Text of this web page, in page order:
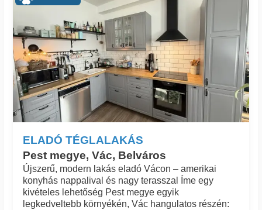
ELADÓ TÉGLALAKÁS
Pest megye, Vác, Belváros
Újszerű, modern lakás eladó Vácon – amerikai
konyhás nappalival és nagy terasszal Íme egy
kivételes lehetőség Pest megye egyik
legkedveltebb környékén, Vác hangulatos részén: